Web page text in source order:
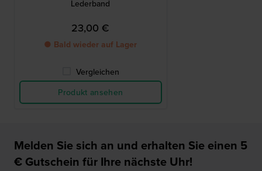
Lederband
23,00 €
● Bald wieder auf Lager
Vergleichen
Produkt ansehen
Melden Sie sich an und erhalten Sie einen 5
€ Gutschein für Ihre nächste Uhr!